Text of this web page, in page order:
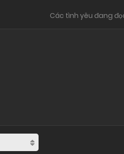
Các tình yêu đang